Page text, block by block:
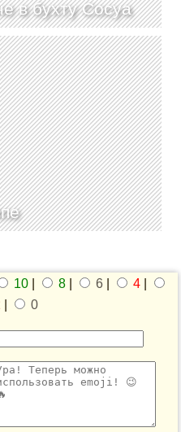
в бухту Сосуа
10 8 6 4
0